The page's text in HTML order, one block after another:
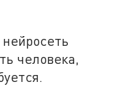
человека,